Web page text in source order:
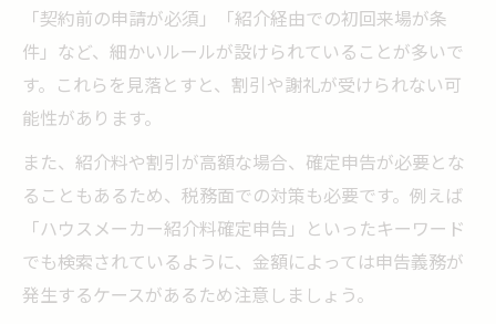
「契約前の申請が必須」「紹介経由での初回来場が条
件」など、細かいルールが設けられていることが多いで
す。これらを見落とすと、割引や謝礼が受けられない可
能性があります。
また、紹介料や割引が高額な場合、確定申告が必要とな
ることもあるため、税務面での対策も必要です。例えば
「ハウスメーカー紹介料確定申告」といったキーワード
でも検索されているように、金額によっては申告義務が
発生するケースがあるため注意しましょう。